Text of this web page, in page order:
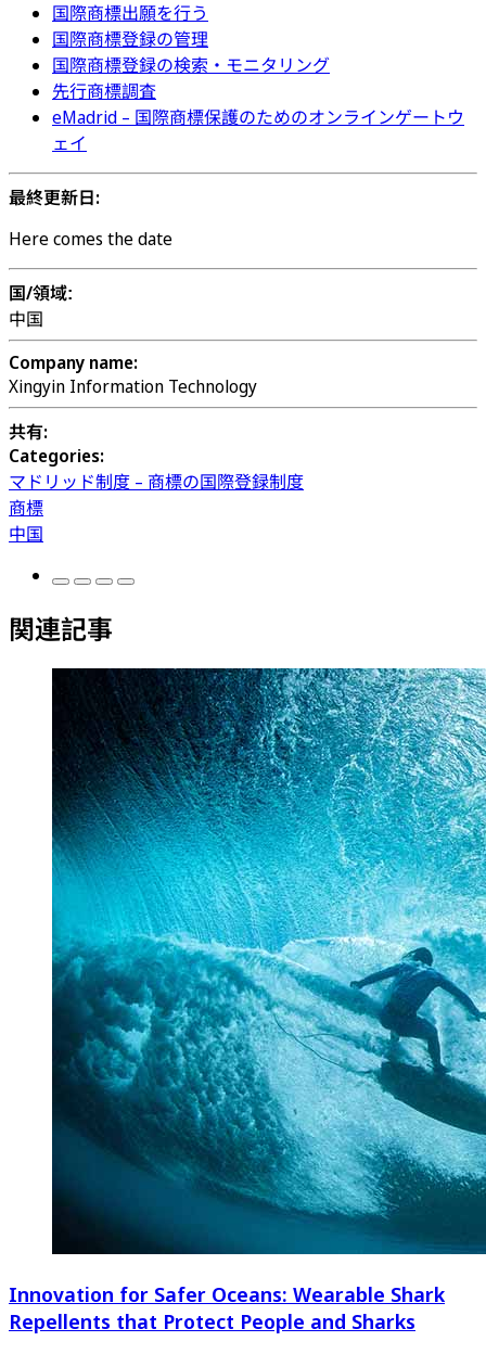
国際商標出願を行う
国際商標登録の管理
国際商標登録の検索・モニタリング
先行商標調査
eMadrid – 国際商標保護のためのオンラインゲートウ
ェイ
最終更新日:
Here comes the date
国/領域:
中国
Company name:
Xingyin Information Technology
共有:
Categories:
マドリッド制度 – 商標の国際登録制度
商標
中国
関連記事
Innovation for Safer Oceans: Wearable Shark
Repellents that Protect People and Sharks